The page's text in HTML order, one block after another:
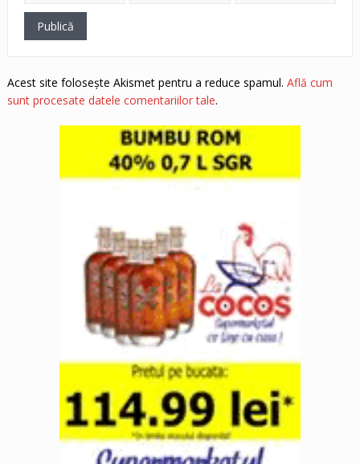
Acest site folosește Akismet pentru a reduce spamul. Află cum
sunt procesate datele comentariilor tale.